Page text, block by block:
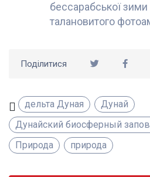
бессарабської зими
талановитого
Поділитися
дельта Дуная
Дунай
Дунайский биосферный
Природа
природа